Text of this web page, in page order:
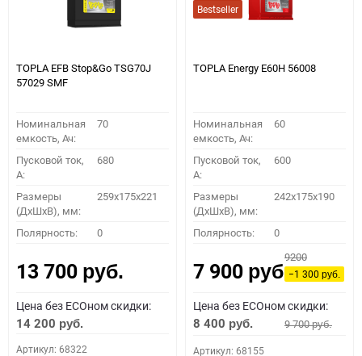
TOPLA EFB Stop&Go TSG70J
57029 SMF
Номинальная
емкость, Ач:
70
Пусковой ток,
A:
680
Размеры
(ДхШхВ), мм:
259x175x221
Полярность: 0
13 700 руб.
Цена без ECOном скидки:
14 200 руб.
Артикул: 68322
Bestseller
TOPLA Energy E60H 56008
Номинальная
емкость, Ач:
60
Пусковой ток,
A:
600
Размеры
(ДхШхВ), мм:
242x175x190
Полярность: 0
7 900 руб.
9200
−1 300руб.
Цена без ECOном скидки:
8 400 руб. 9 700руб.
Артикул: 68155